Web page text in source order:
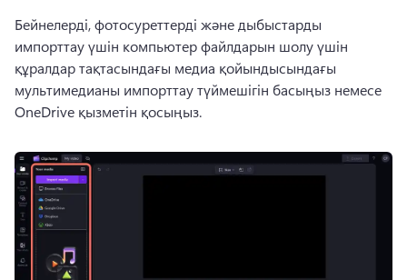
Бейнелерді, фотосуреттерді және дыбыстарды
импорттау үшін компьютер файлдарын шолу үшін
құралдар тақтасындағы медиа қойындысындағы
мультимедианы импорттау түймешігін басыңыз немесе
OneDrive қызметін қосыңыз.